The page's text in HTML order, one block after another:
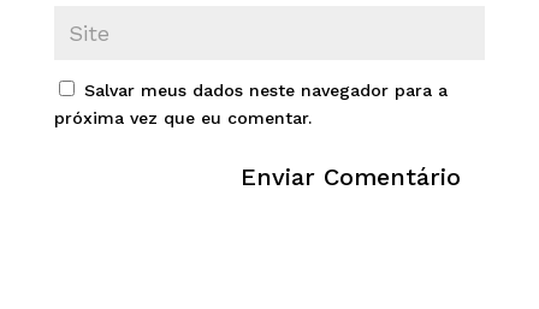
Salvar meus dados neste navegador para a
próxima vez que eu comentar.